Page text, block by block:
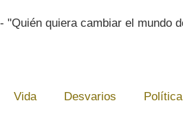
- "Quién quiera cambiar el mundo
Vida Desvarios Política